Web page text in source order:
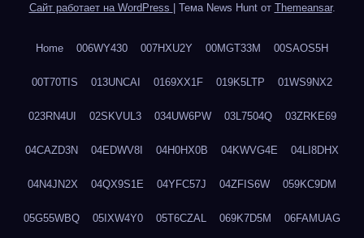
Сайт работает на WordPress Тема News Hunt от Themeansar.
Home 006WY430 007HXU2Y 00MGT33M 00SAOS5H
00T70TIS 013UNCAI 0169XX1F 019K5LTP 01WS9NX2
023RN4UI 02SKVUL3 034UW6PW 03L7504Q 03ZRKE69
04CAZD3N 04EDWV8I 04H0HX0B 04KWVG4E 04LI8DHX
04N4JN2X 04QX9S1E 04YFC57J 04ZFIS6W 059KC9DM
05G55WBQ 05IXW4Y0 05T6CZAL 069K7D5M 06FAMUAG